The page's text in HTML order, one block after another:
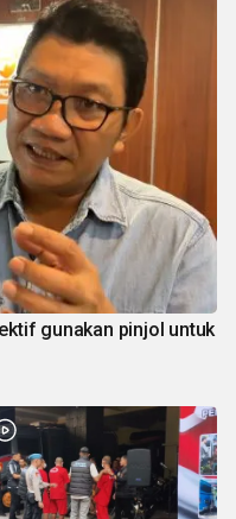
gunakan pinjol untuk